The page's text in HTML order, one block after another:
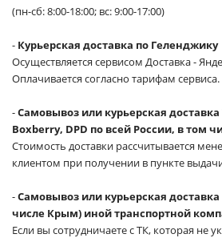
(пн-сб: 8:00-18:00; вс: 9:00-17:00)
- Курьерская доставка по Геленджику
Осуществляется сервисом Доставка -
Оплачивается согласно тарифам сервиса.
-Самовывоз или курьерская
Boxberry, DPD по всей России, в том
Стоимость доставки рассчитывается
клиентом при получении в пункте
-Самовывоз или курьерская
числе Крым) иной транспортной
Если вы сотрудничаете с ТК, которая не